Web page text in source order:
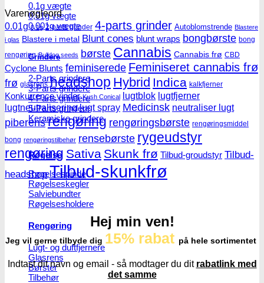
0,1g vægte
0,01g vægte
0,001g vægte
Grindere
2-Parts grindere
3-Parts grindere
4-Parts grindere
5-Parts grindere
Keramiske grindere
Røgelse
Røgelsespinde
Røgelseskegler
Salviebundter
Røgelsesholdere
Rengøring
Lugt- og duftfjernere
Glasrens
Børster
Tilbehør
Varenøgleord
0.01g 0.1g 2-parts grinder 4-parts grinder Autoblomstrende Blastere
i glas Blastere i metal Blunt cones blunt wraps bongbørste bong
rengøring Bulldog seeds børste Cannabis Cannabis frø CBD
Cyclone Blunts feminiserede Feminiseret cannabis frø
frø glasrens headshop Hybrid Indica kalkfjerner
Konkurrence vinder Kush Conical lugtblok lugtfjerner
lugtneutralisering lugt spray Medicinsk neutraliser lugt
piberens rengøring rengøringsbørste rengøringsmiddel
bong rengøringstilbehør rensebørste rygeudstyr
rengøring Sativa Skunk frø Tilbud-groudstyr Tilbud-
headshop Tilbud-skunkfrø
Hej min ven!
Jeg vil gerne tilbyde dig 15% rabat på hele sortimentet
Indtast dit navn og email - så modtager du dit rabatlink med
det samme